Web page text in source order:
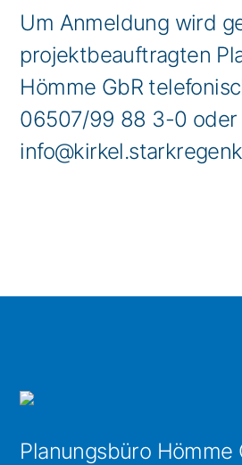
Um Anmeldung wird
projektbeauftragten
Hömme GbR
06507/99 88 3-0 oder
Planungsbüro Hömme